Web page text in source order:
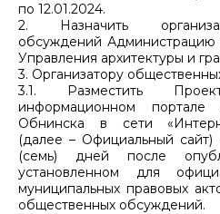
по 12.01.2024.
2. Назначить
обсуждений
Управления архитектуры и
3. Организатору
3.1. Разместить
информационном портале
Обнинска в сети
(далее – Официальный
(семь) дней после
установленном для
муниципальных правовых
общественных обсуждений.